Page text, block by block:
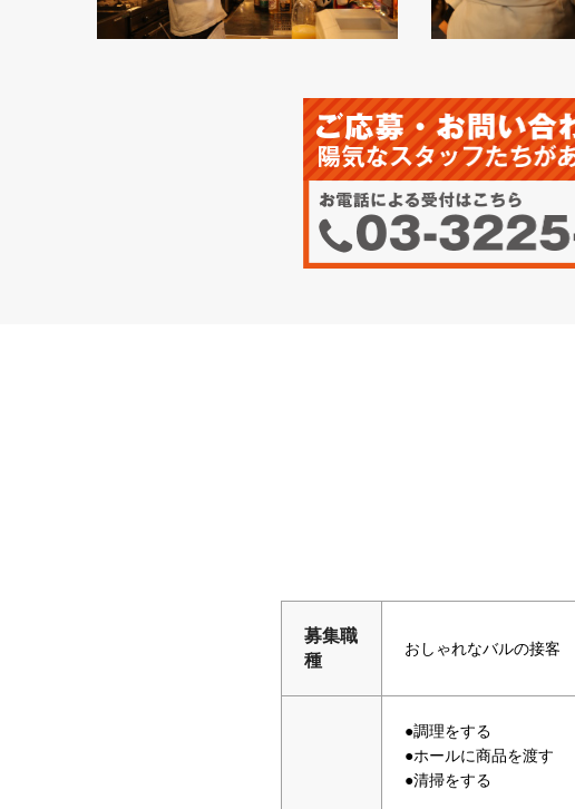
募集職
種
おしゃれなバルの接客
●調理をする
●ホールに商品を渡す
●清掃をする